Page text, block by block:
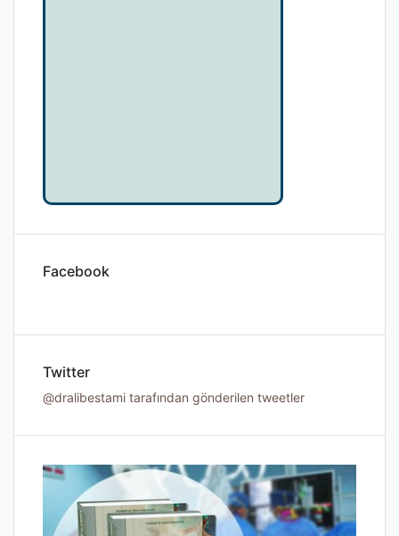
Facebook
Twitter
@dralibestami tarafından gönderilen tweetler